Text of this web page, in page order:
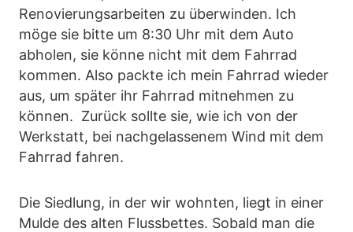
Renovierungsarbeiten zu überwinden. Ich
möge sie bitte um 8:30 Uhr mit dem Auto
abholen, sie könne nicht mit dem Fahrrad
kommen. Also packte ich mein Fahrrad wieder
aus, um später ihr Fahrrad mitnehmen zu
können. Zurück sollte sie, wie ich von der
Werkstatt, bei nachgelassenem Wind mit dem
Fahrrad fahren.
Die Siedlung, in der wir wohnten, liegt in einer
Mulde des alten Flussbettes. Sobald man die